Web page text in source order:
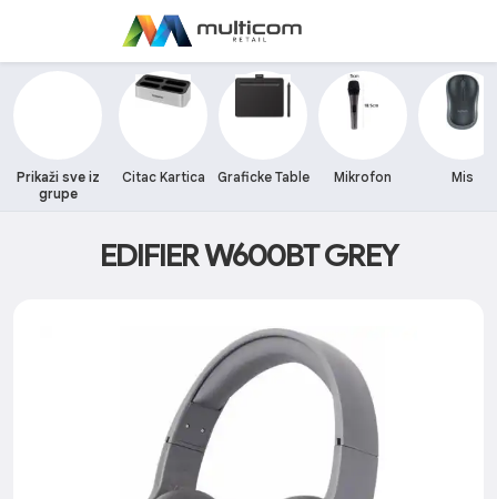
Prikaži sve iz
grupe
Citac Kartica Graficke Table Mikrofon Mis
EDIFIER W600BT GREY